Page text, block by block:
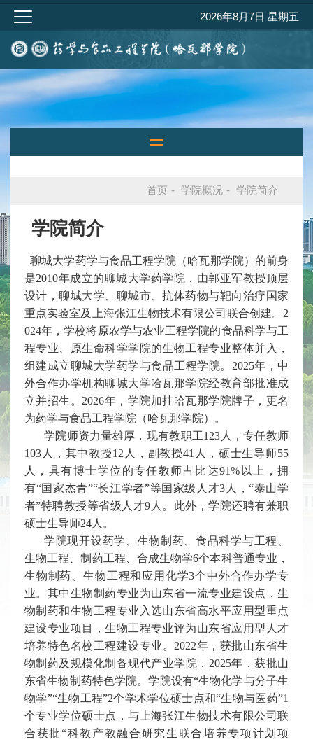
2026年8月7日 星期五
首页 - 学院概况 - 学院简介
学院简介
聊城大学药学与食品工程学院（哈瓦那学院）的前身
是2010年成立的聊城大学药学院，由郭亚军教授顶层
设计，聊城大学、聊城市、抗体药物与靶向治疗国家
重点实验室及上海张江生物技术有限公司联合创建。2
024年，学校将原农学与农业工程学院的食品科学与工
程专业、原生命科学学院的生物工程专业整体并入，
组建成立聊城大学药学与食品工程学院。2025年，中
外合作办学机构聊城大学哈瓦那学院经教育部批准成
立并招生。2026年，学院加挂哈瓦那学院牌子，更名
为药学与食品工程学院（哈瓦那学院）。
学院师资力量雄厚，现有教职工123人，专任教师
103人，其中教授12人，副教授41人，硕士生导师55
人，具有博士学位的专任教师占比达91%以上，拥
有“国家杰青”“长江学者”等国家级人才3人，“泰山学
者”特聘教授等省级人才9人。此外，学院还聘有兼职
硕士生导师24人。
学院现开设药学、生物制药、食品科学与工程、
生物工程、制药工程、合成生物学6个本科普通专业，
生物制药、生物工程和应用化学3个中外合作办学专
业。其中生物制药专业为山东省一流专业建设点，生
物制药和生物工程专业入选山东省高水平应用型重点
建设专业项目，生物工程专业评为山东省应用型人才
培养特色名校工程建设专业。2022年，获批山东省生
物制药及规模化制备现代产业学院，2025年，获批山
东省生物制药特色学院。学院设有“生物化学与分子生
物学”“生物工程”2个学术学位硕士点和“生物与医药”1
个专业学位硕士点，与上海张江生物技术有限公司联
合获批“科教产教融合研究生联合培养专项计划项